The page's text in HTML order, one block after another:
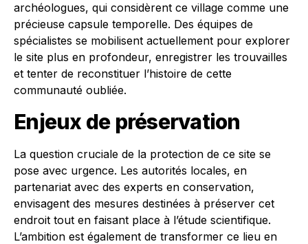
archéologues, qui considèrent ce village comme une
précieuse capsule temporelle. Des équipes de
spécialistes se mobilisent actuellement pour explorer
le site plus en profondeur, enregistrer les trouvailles
et tenter de reconstituer l’histoire de cette
communauté oubliée.
Enjeux de préservation
La question cruciale de la protection de ce site se
pose avec urgence. Les autorités locales, en
partenariat avec des experts en conservation,
envisagent des mesures destinées à préserver cet
endroit tout en faisant place à l’étude scientifique.
L’ambition est également de transformer ce lieu en